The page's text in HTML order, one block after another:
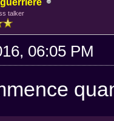
talker
06:05 PM